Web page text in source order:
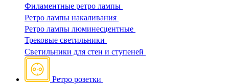
Филаментные ретро лампы
Ретро лампы накаливания
Ретро лампы люминесцентные
Трековые светильники
Светильники для стен и ступеней
Ретро розетки